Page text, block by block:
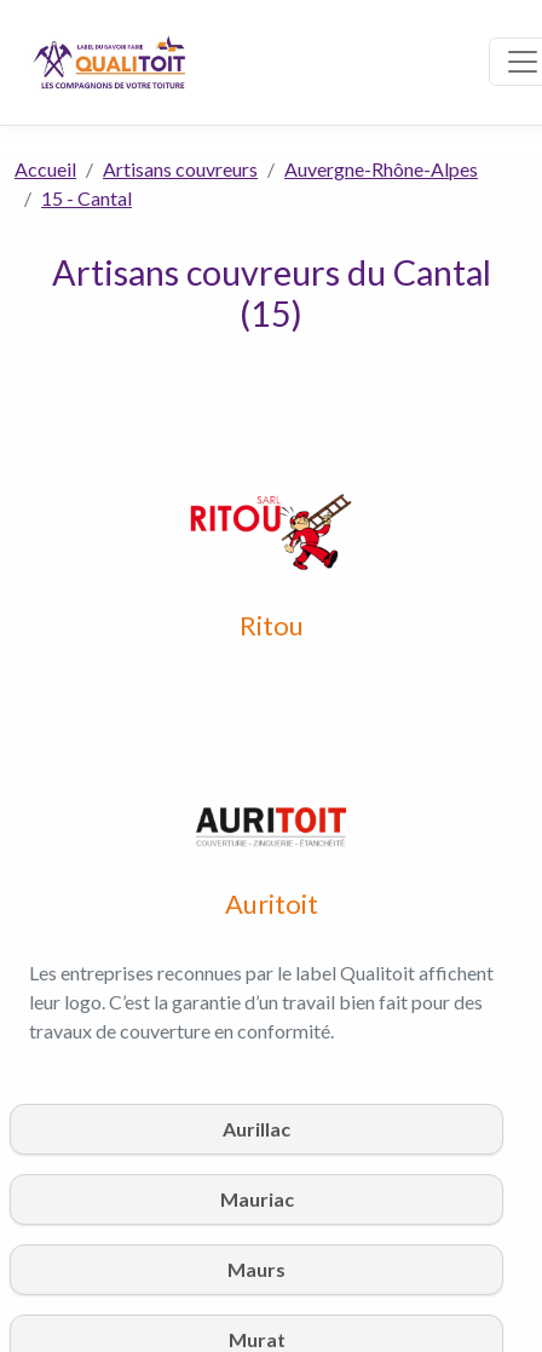
Accueil Artisans couvreurs
Auvergne-Rhône-Alpes
15 - Cantal
Artisans couvreurs du Cantal
(15)
Ritou
Auritoit
Les entreprises reconnues par le label Qualitoit affichent
leur logo. C’est la garantie d’un travail bien fait pour des
travaux de couverture en conformité.
Aurillac
Mauriac
Maurs
Murat